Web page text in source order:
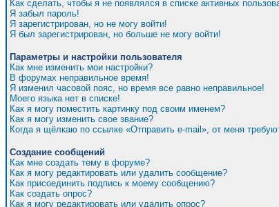
Как сделать, чтобы я не появлялся в списке активных
Я забыл пароль!
Я зарегистрирован, но не могу войти!
Я был зарегистрирован, но больше не могу войти!
Параметры и настройки пользователя
Как мне изменить мои настройки?
В форумах неправильное время!
Я изменил часовой пояс, но время все равно неправильное!
Моего языка нет в списке!
Как я могу поместить картинку под своим именем?
Как я могу изменить свое звание?
Когда я щёлкаю по ссылке «Отправить e-mail», от меня
Создание сообщений
Как мне создать тему в форуме?
Как я могу редактировать или удалить сообщение?
Как присоединить подпись к моему сообщению?
Как создать опрос?
Как я могу редактировать или удалить опрос?